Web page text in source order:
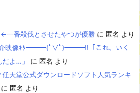
番殺伐とさせたやつが優勝 に 匿名 より
介映像ｷﾀ━━━(ﾟ∀ﾟ)━━━!!「これ、いく
よ…」
に 匿名 より
天堂公式ダウンロードソフト人気ランキ
に 匿名 より